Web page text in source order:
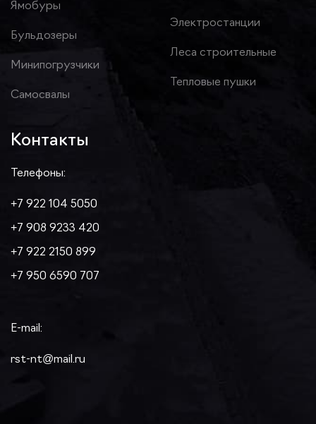
Ямобуры
Бульдозеры
Минипогрузчики
Самосвалы
Электростанции
Леса строительные
Тепловые пушки
Контакты
Телефоны:
+7 922 104 5050
+7 908 9233 420
+7 922 2150 899
+7 950 6590 707
E-mail:
rst-nt@mail.ru